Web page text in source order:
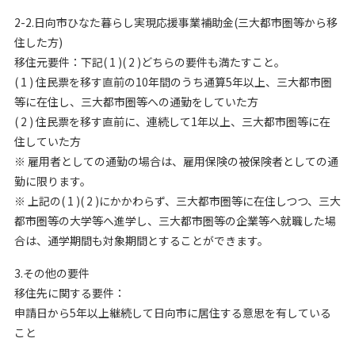
2-2.日向市ひなた暮らし実現応援事業補助金(三大都市圏等から移
住した方)
移住元要件：下記( 1 )( 2 )どちらの要件も満たすこと。
( 1 ) 住民票を移す直前の10年間のうち通算5年以上、三大都市圏
等に在住し、三大都市圏等への通勤をしていた方
( 2 ) 住民票を移す直前に、連続して1年以上、三大都市圏等に在
住していた方
※ 雇用者としての通勤の場合は、雇用保険の被保険者としての通
勤に限ります。
※ 上記の( 1 )( 2 )にかかわらず、三大都市圏等に在住しつつ、三大
都市圏等の大学等へ進学し、三大都市圏等の企業等へ就職した場
合は、通学期間も対象期間とすることができます。
3.その他の要件
移住先に関する要件：
申請日から5年以上継続して日向市に居住する意思を有している
こと